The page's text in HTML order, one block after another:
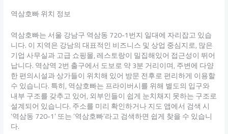
역삼호빠 위치 정보
역삼호빠는 서울 강남구 역삼동 720-1번지 일대에 자리잡고 있습
니다. 이 지역은 강남의 대표적인 비즈니스 및 상업 중심지로, 많은
기업 사무실과 고급 쇼핑몰, 레스토랑이 밀집해있어 접근성이 뛰어
납니다. 역삼역 2번 출구에서 도보로 약 3분 거리이며, 주변에 다양
한 편의시설과 상가들이 위치해 있어 방문 전후로 편리하게 이용할
수 있습니다. 특히, 역삼호빠는 프라이버시를 위해 별도의 입구와
내부 구조를 갖추고 있어, 외부인들이 쉽게 눈치채지 못하는 구조로
설계되어 있습니다. 주소를 미리 확인하거나 지도 앱에서 검색 시
‘역삼동 720-1’ 또는 ‘역삼호빠’라고 검색하면 쉽게 찾을 수 있습니
다.